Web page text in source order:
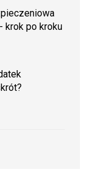
krok po kroku